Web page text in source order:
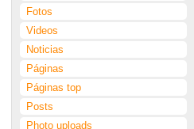
Fotos
Videos
Noticias
Páginas
Páginas top
Posts
Photo uploads